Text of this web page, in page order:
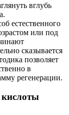
вглубь
естественного
или под
сказывается
позволяет
в
регенерации.
кислоты